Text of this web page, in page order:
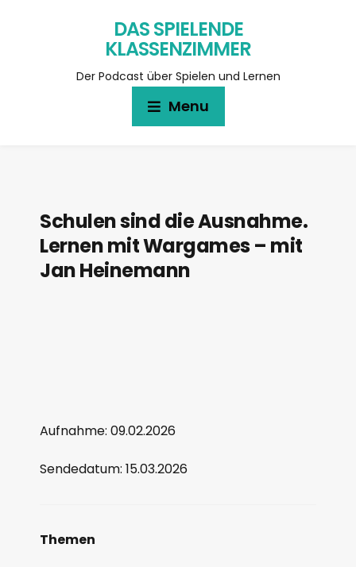
DAS SPIELENDE
KLASSENZIMMER
Der Podcast über Spielen und Lernen
Menu
Schulen sind die Ausnahme.
Lernen mit Wargames – mit
Jan Heinemann
Aufnahme: 09.02.2026
Sendedatum: 15.03.2026
Themen